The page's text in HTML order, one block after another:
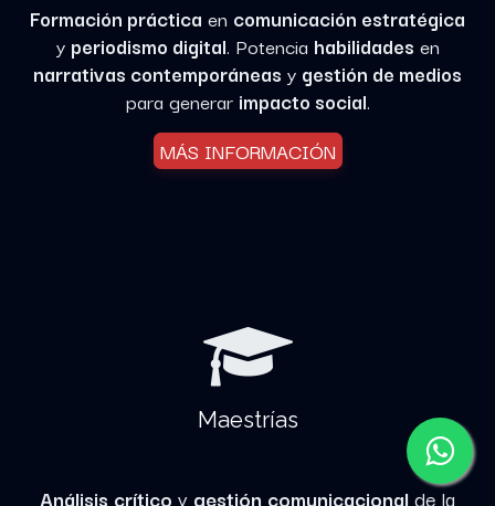
Formación práctica en comunicación estratégica
y periodismo digital. Potencia habilidades en
narrativas contemporáneas y gestión de medios
para generar impacto social.
MÁS INFORMACIÓN
Maestrías
Análisis crítico y gestión comunicacional de la